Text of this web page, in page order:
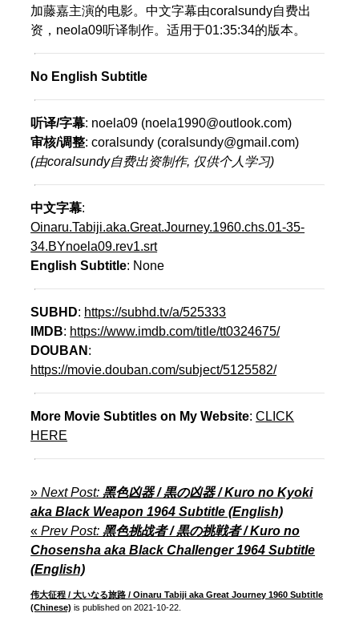
加藤嘉主演的电影。中文字幕由coralsundy自费出
资，neola09听译制作。适用于01:35:34的版本。
No English Subtitle
听译/字幕: noela09 (noela1990@outlook.com)
审核/调整: coralsundy (coralsundy@gmail.com)
(由coralsundy自费出资制作, 仅供个人学习)
中文字幕:
Oinaru.Tabiji.aka.Great.Journey.1960.chs.01-35-
34.BYnoela09.rev1.srt
English Subtitle: None
SUBHD: https://subhd.tv/a/525333
IMDB: https://www.imdb.com/title/tt0324675/
DOUBAN :
https://movie.douban.com/subject/5125582/
More Movie Subtitles on My Website:CLICK
HERE
» Next Post:黑色凶器 / 黒の凶器 / Kuro no Kyoki
aka Black Weapon 1964 Subtitle (English)
« Prev Post:黑色挑战者 / 黒の挑戦者 / Kuro no
Chosensha aka Black Challenger 1964 Subtitle
(English)
伟大征程 / 大いなる旅路 / Oinaru Tabiji aka Great Journey 1960 Subtitle
(Chinese) is published on 2021-10-22.